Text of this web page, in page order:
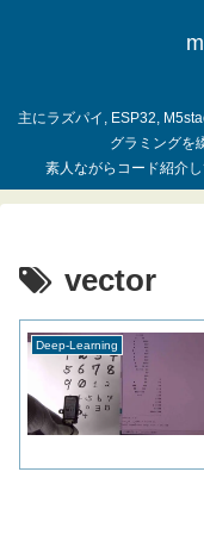
主にラズパイ, ESP32,
グラミングを
vector
Deep-Learning